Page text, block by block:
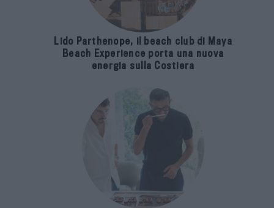
Lido Parthenope, il beach club di Maya
Beach Experience porta una nuova
energia sulla Costiera